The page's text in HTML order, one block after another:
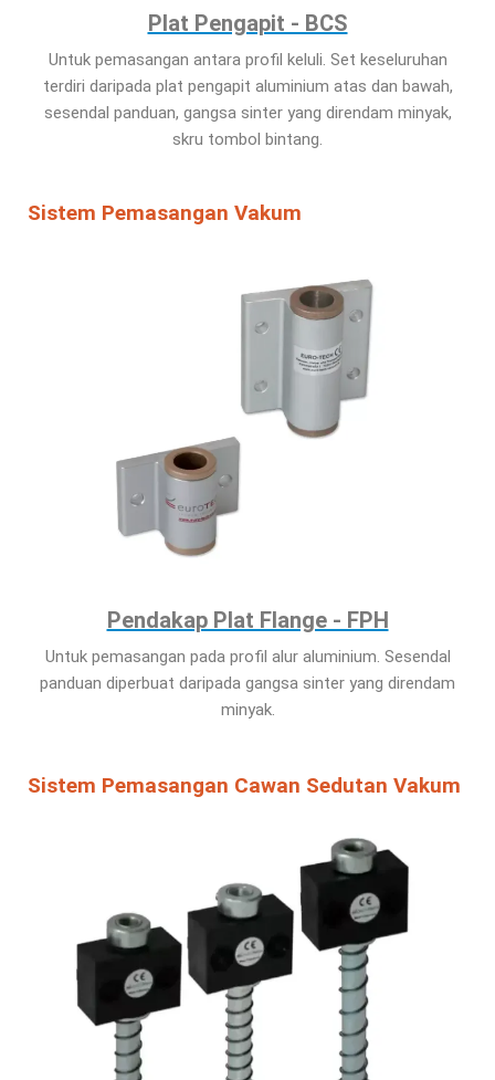
Plat Pengapit - BCS
Untuk pemasangan antara profil keluli. Set keseluruhan
terdiri daripada plat pengapit aluminium atas dan bawah,
sesendal panduan, gangsa sinter yang direndam minyak,
skru tombol bintang.
Sistem Pemasangan Vakum
Pendakap Plat Flange - FPH
Untuk pemasangan pada profil alur aluminium. Sesendal
panduan diperbuat daripada gangsa sinter yang direndam
minyak.
Sistem Pemasangan Cawan Sedutan Vakum